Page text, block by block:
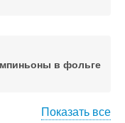
в фольге
Показать все